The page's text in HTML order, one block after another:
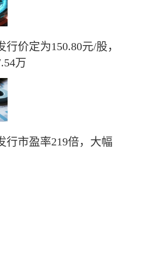
行价定为150.80元/股，
万
行市盈率219倍，大幅